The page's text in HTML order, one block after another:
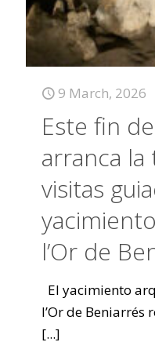
9 March, 2026
Este fin
arranca
visitas
l’Or de
El yacimiento
l’Or de Beniarrés
[...]